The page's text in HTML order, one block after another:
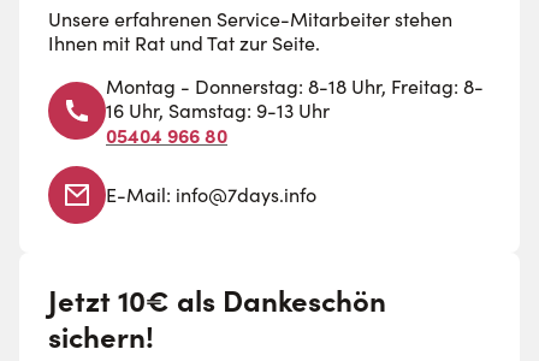
Unsere erfahrenen Service-Mitarbeiter stehen
Ihnen mit Rat und Tat zur Seite.
Montag - Donnerstag: 8-18 Uhr, Freitag: 8-
16 Uhr, Samstag: 9-13 Uhr
05404 966 80
E-Mail: info@7days.info
Jetzt 10€ als Dankeschön
sichern!